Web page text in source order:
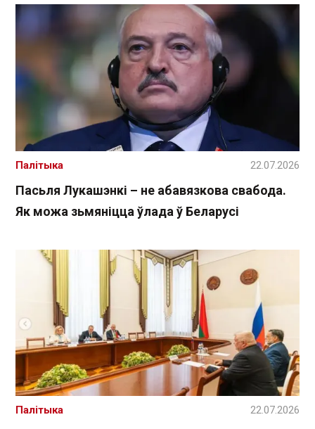
Пасьля Лукашэнкі – не абавязкова свабода.
Як можа зьмяніцца ўлада ў Беларусі
Палітыка 22.07.2026
Палітыка 22.07.2026